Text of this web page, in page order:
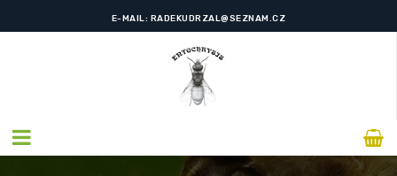
E-MAIL: RADEKUDRZAL@SEZNAM.CZ